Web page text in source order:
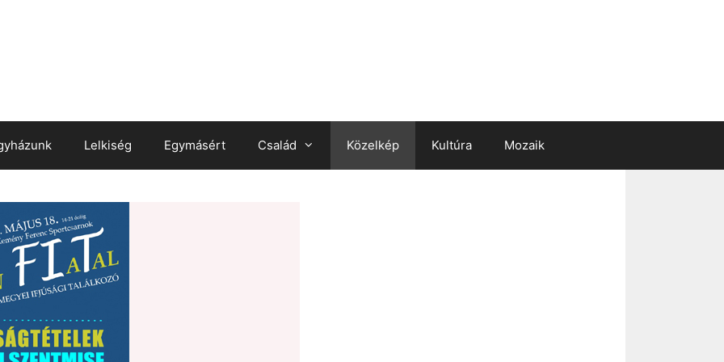
Lelkiség Egymásért Család Közelkép Kultúra Mozaik